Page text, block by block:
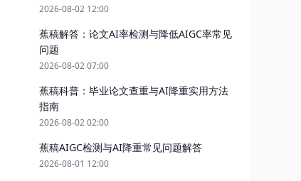
2026-08-02 12:00
蕉稿解答：论文AI率检测与降低AIGC率常见
问题
2026-08-02 07:00
蕉稿科普：毕业论文查重与AI降重实用方法
指南
2026-08-02 02:00
蕉稿AIGC检测与AI降重常见问题解答
2026-08-01 12:00